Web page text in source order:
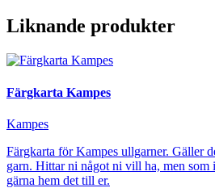
Liknande produkter
Färgkarta Kampes
Kampes
Färgkarta för Kampes ullgarner. Gäller
garn. Hittar ni något ni vill ha, men som
gärna hem det till er.